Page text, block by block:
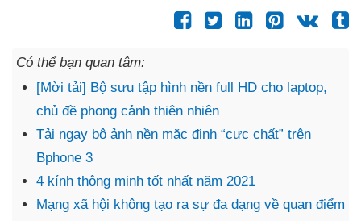
Có thể bạn quan tâm:
[Mời tải] Bộ sưu tập hình nền full HD cho laptop,
chủ đề phong cảnh thiên nhiên
Tải ngay bộ ảnh nền mặc định “cực chất” trên
Bphone 3
4 kính thông minh tốt nhất năm 2021
Mạng xã hội không tạo ra sự đa dạng về quan điểm